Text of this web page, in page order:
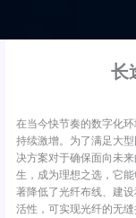
长
在当今快节奏的数字化
持续激增。为了满足大
决方案对于确保面向未
生，成为理想之选，它
著降低了光纤布线、建
活性，可实现光纤的无